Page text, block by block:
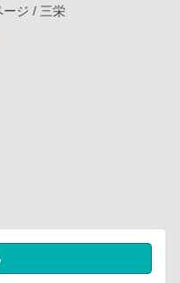
ージ / 三栄